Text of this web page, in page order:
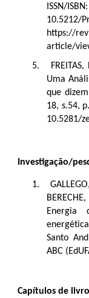
10.5212/
https://
article/
5.
Uma
que
18, s.54,
10.5281/
Investigação/
1.
Energia
Santo
ABC
Capítulos de